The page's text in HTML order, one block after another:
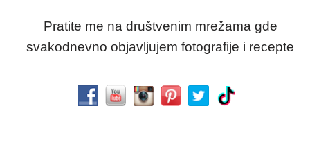
Pratite me na društvenim mrežama gde
svakodnevno objavljujem fotografije i recepte